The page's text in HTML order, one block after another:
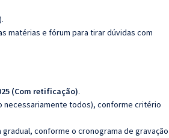
matérias e fórum para tirar dúvidas com
(Com retificação).
necessariamente todos), conforme critério
conforme o cronograma de gravação